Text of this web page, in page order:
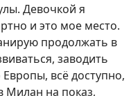
Девочкой я
и это мое место.
продолжать в
заводить
всё доступно,
Милан на показ,